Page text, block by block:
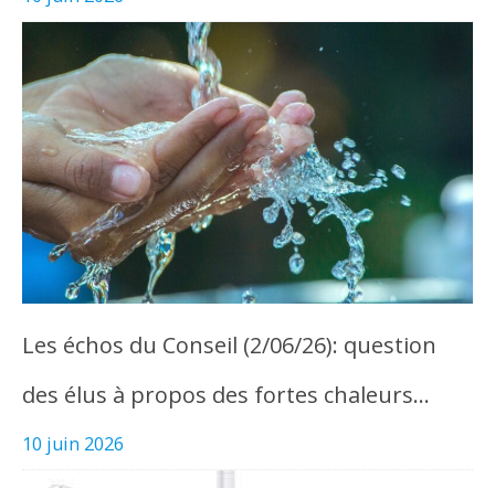
Les échos du Conseil (2/06/26): question
des élus à propos des fortes chaleurs…
10 juin 2026